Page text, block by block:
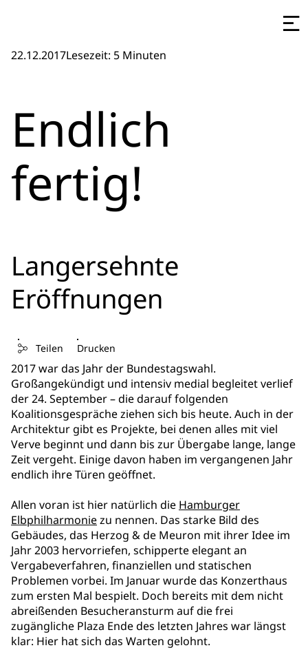
22.12.2017Lesezeit: 5 Minuten
Endlich
fertig!
Langersehnte
Eröffnungen
Teilen Drucken
2017 war das Jahr der Bundestagswahl.
Großangekündigt und intensiv medial begleitet verlief
der 24. September – die darauf folgenden
Koalitionsgespräche ziehen sich bis heute. Auch in der
Architektur gibt es Projekte, bei denen alles mit viel
Verve beginnt und dann bis zur Übergabe lange, lange
Zeit vergeht. Einige davon haben im vergangenen Jahr
endlich ihre Türen geöffnet.
Allen voran ist hier natürlich die Hamburger
Elbphilharmoniezu nennen. Das starke Bild des
Gebäudes, das Herzog & de Meuron mit ihrer Idee im
Jahr 2003 hervorriefen, schipperte elegant an
Vergabeverfahren, finanziellen und statischen
Problemen vorbei. Im Januar wurde das Konzerthaus
zum ersten Mal bespielt. Doch bereits mit dem nicht
abreißenden Besucheransturm auf die frei
zugängliche Plaza Ende des letzten Jahres war längst
klar: Hier hat sich das Warten gelohnt.